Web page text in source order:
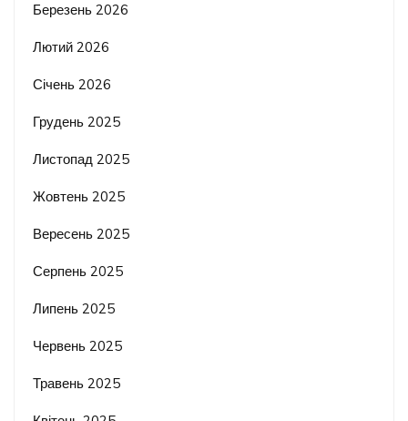
Березень 2026
Лютий 2026
Січень 2026
Грудень 2025
Листопад 2025
Жовтень 2025
Вересень 2025
Серпень 2025
Липень 2025
Червень 2025
Травень 2025